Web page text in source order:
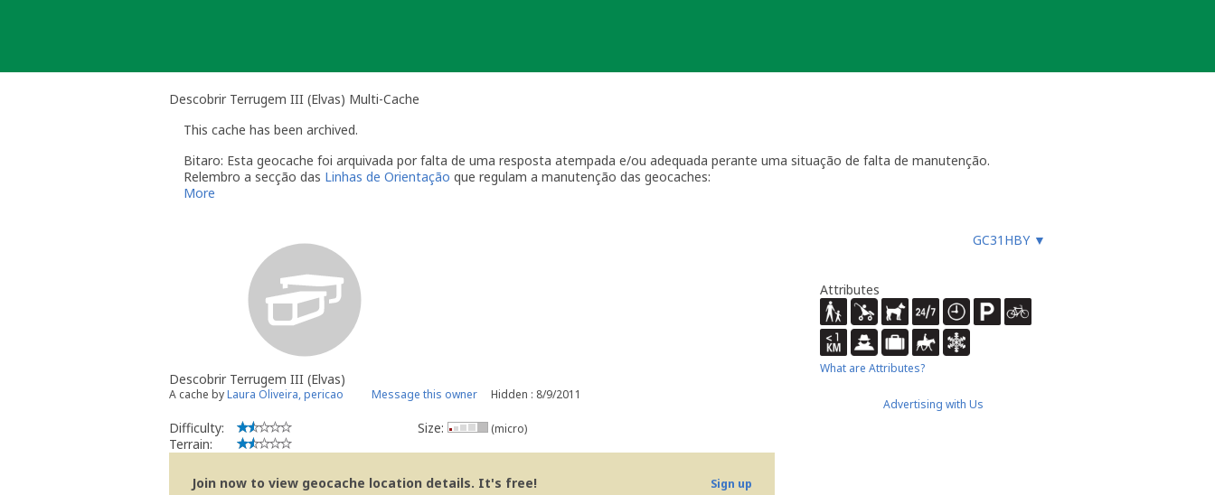
Descobrir Terrugem III (Elvas) Multi-Cache
This cache has been archived.
Bitaro: Esta geocache foi arquivada por falta de uma resposta atempada e/ou adequada perante uma situação de falta de manutenção.
Relembro a secção das Linhas de Orientação que regulam a manutenção das geocaches:
quando alguém reporta um problema com a geocache (desaparecimento, estrago, humidade/infiltrações, etc.), ou faz um registo
"Precisa de Manutenção". Desactive temporariamente a sua geocache para que os outros saibam que não devem procurar a
geocache até que tenha resolvido o problema. É-lhe concedido um período razoável de tempo -
do qual deverá verificar o estado da sua geocache. Se a geocache não estiver a receber a manutenção necessária ou estiver
temporariamente desactivada por um longo período de tempo, poderemos arquivar a página da geocache.
Se no local existe algum recipiente por favor recolha-o a fim de evitar que se torne lixo (geolitter).
Uma vez que se trata de um caso de falta de manutenção a sua geocache não poderá ser desarquivada. Caso submeta uma nova será tido em
conta este arquivamento por falta de manutenção.
Obrigado pela compreensão,
Community Volunteer Reviewer
Centro de Ajuda
Linhas Orientação
More
GC31HBY ▼
Descobrir Terrugem III (Elvas)
A cache byLaura Oliveira, pericao Message this owner Hidden : 8/9/2011
Difficulty:
Terrain:
Size: (micro)
Join now to view geocache location details. It's free! Sign up
Attributes
What are Attributes?
Advertising with Us